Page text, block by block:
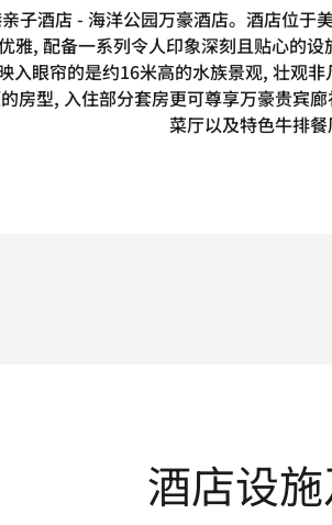
子酒店 - 海洋公园万豪酒店。酒店位于
雅, 配备一系列令人印象深刻且贴心的
入眼帘的是约16米高的水族景观, 壮观
房型, 入住部分套房更可尊享万豪贵宾
菜厅以及特色牛排餐
酒店设